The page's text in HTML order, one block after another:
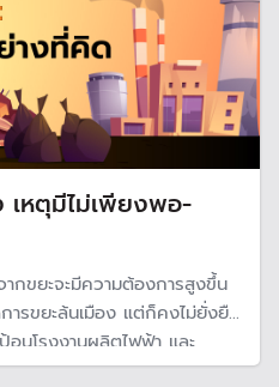
เหตุมีไม่เพียงพอ-
กขยะจะมีความต้องการสูงขึ้น
ารขยะล้นเมือง แต่ก็คงไม่ยั่งยืน
อนโรงงานผลิตไฟฟ้า และ
ห้เกิดก๊าซเรือนกระจก